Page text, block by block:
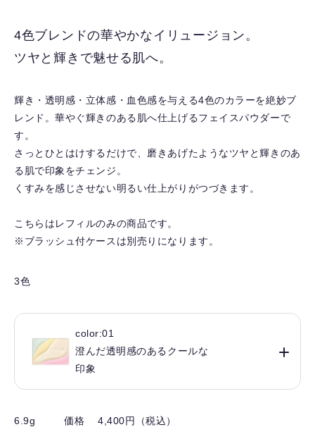
除
す
4色ブレンドの華やかなイリュージョン。
ツヤと輝きで魅せる肌へ。
輝き・透明感・立体感・血色感を与える4色のカラーを絶妙ブ
レンド。華やぐ輝きのある肌へ仕上げるフェイスパウダーで
す。
さっとひとはけするだけで、磨きあげたようなツヤと輝きのあ
る肌で印象をチェンジ。
くすみを感じさせない明るい仕上がりがつづきます。
こちらはレフィルのみの商品です。
※ブラッシュ付ケースは別売りになります。
3色
color:01
澄んだ透明感のあるクールな
印象
6.9g 価格 4,400円（税込）